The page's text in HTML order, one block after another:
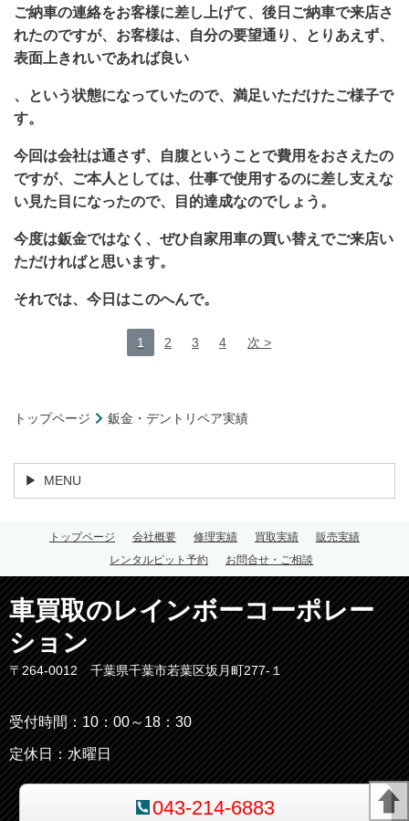
ご納車の連絡をお客様に差し上げて、後日ご納車で来店さ
れたのですが、お客様は、自分の要望通り、とりあえず、
表面上きれいであれば良い
、という状態になっていたので、満足いただけたご様子で
す。
今回は会社は通さず、自腹ということで費用をおさえたの
ですが、ご本人としては、仕事で使用するのに差し支えな
い見た目になったので、目的達成なのでしょう。
今度は鈑金ではなく、ぜひ自家用車の買い替えでご来店い
ただければと思います。
それでは、今日はこのへんで。
1 2 3 4 次
トップページ 鈑金・デントリペア実績
MENU
トップページ 会社概要 修理実績 買取実績
販売実績
レンタルピット予約
お問合せ・ご相談
車買取のレインボーコーポレー
ション
〒264-0012 千葉県千葉市若葉区坂月町277-１
受付時間：10：00～18：30
定休日：水曜日
043-214-6883